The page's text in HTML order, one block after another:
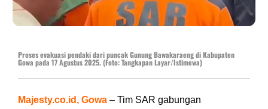
Proses evakuasi pendaki dari puncak Gunung Bawakaraeng di Kabupaten
Gowa pada 17 Agustus 2025. (Foto: Tangkapan Layar/Istimewa)
Majesty.co.id, Gowa – Tim SAR gabungan